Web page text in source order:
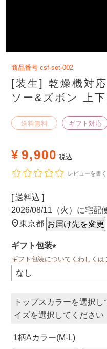
商品番号 csf-set-002
[装生] 乾燥機対
ソー&ズボン 上下
送料無料 ギフト対応
¥ 9,900 税込
レビューを書く
送料込
2026/08/11（火） に宅配
東京都 お届け先を変更
ギフト包装
(必
ギフト包装についてくわしく
トップスカラー
イズ
1柄Aカラー(M-L)